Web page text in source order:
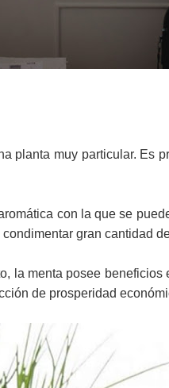
planta muy particular. Es
con la que se
condimentar gran cantidad
la menta posee
de prosperidad